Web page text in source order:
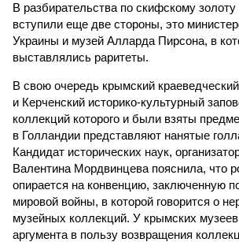
В разбирательства по скифскому
вступили еще две стороны, это
Украины и музей Алларда Пирсона, в
выставлялись раритеты.
В свою очередь крымский
и Керченский историко-культурный
коллекций которого и были взяты
в Голландии представляют нанятые
Кандидат исторических наук,
Валентина Мордвинцева пояснила, что
опирается на конвенцию, заключенную
мировой войны, в которой говорится о
музейных коллекций. У крымских музеев
аргумента в пользу возвращения